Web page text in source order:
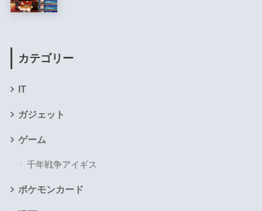
カテゴリー
IT
ガジェット
ゲーム
千年戦争アイギス
ポケモンカード